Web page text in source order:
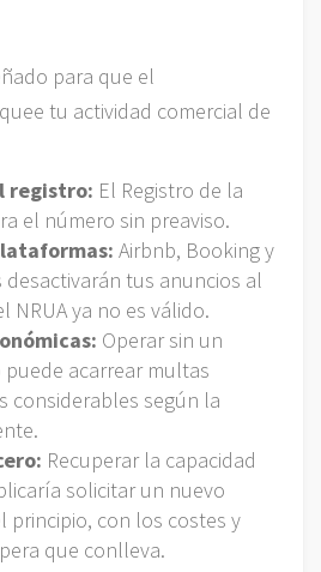
para que el
tu actividad comercial de
registro: El Registro de la
el número sin preaviso.
Airbnb, Booking y
tus anuncios al
NRUA ya no es válido.
Operar sin un
acarrear multas
considerables según la
Recuperar la capacidad
solicitar un nuevo
principio, con los costes y
que conlleva.